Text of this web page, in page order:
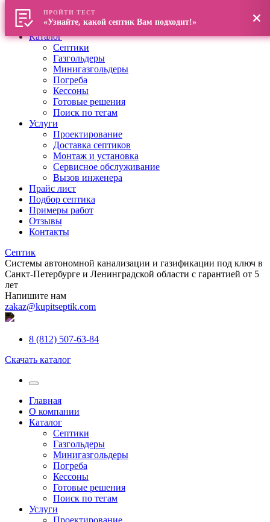
Главная
О компании
Каталог
Септики
Газгольдеры
Минигазгольдеры
Погреба
Кессоны
Готовые решения
Поиск по тегам
Услуги
Проектирование
Доставка септиков
Монтаж и установка
Сервисное обслуживание
Вызов инженера
Прайс лист
Подбор септика
Примеры работ
Отзывы
Контакты
Септик
Системы автономной канализации и газификации под ключ в
Санкт-Петербурге и Ленинградской области с гарантией от 5
лет
Напишите нам
zakaz@kupitseptik.com
8 (812) 507-63-84
Скачать каталог
Главная
О компании
Каталог
Септики
Газгольдеры
Минигазгольдеры
Погреба
Кессоны
Готовые решения
Поиск по тегам
Услуги
Проектирование
ПРОЙТИ ТЕСТ
«Узнайте, какой септик Вам подходит!»